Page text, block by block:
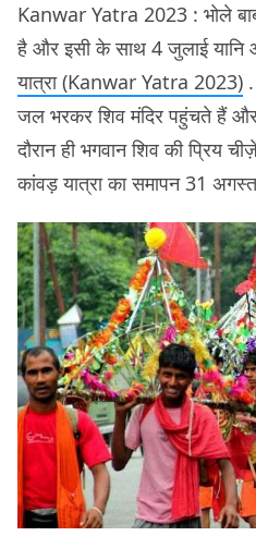
Kanwar Yatra 2023 : भोले
है और इसी के साथ 4 जुलाई
यात्रा (Kanwar Yatra 2023)
जल भरकर शिव मंदिर पहुंचते हैं
दौरान ही भगवान शिव की प्रिय
कांवड़ यात्रा का समापन 31 अगस्त